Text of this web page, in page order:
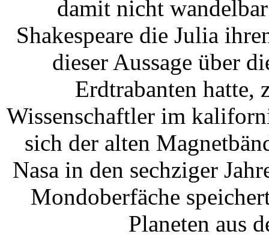
damit nicht
Shakespeare die Julia
dieser Aussage über
Erdtrabanten hatte,
Wissenschaftler im
sich der alten
Nasa in den sechziger
Mondoberfäche
Planeten aus